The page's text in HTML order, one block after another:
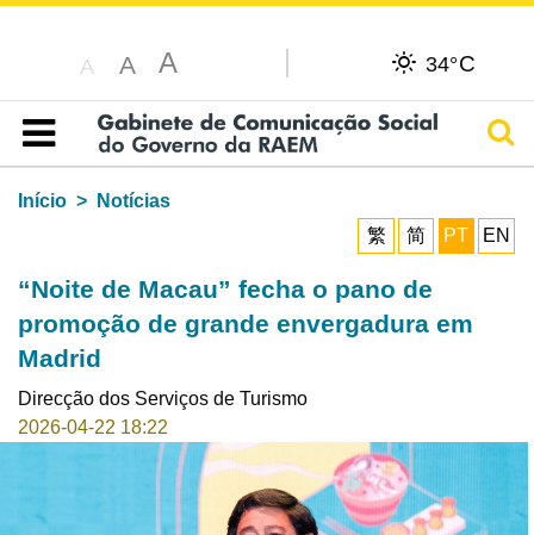
A A A 34°C
Índice
Início
Notícias
繁
简 PT EN
“Noite de Macau” fecha o pano de
promoção de grande envergadura em
Madrid
Direcção dos Serviços de Turismo
2026-04-22 18:22